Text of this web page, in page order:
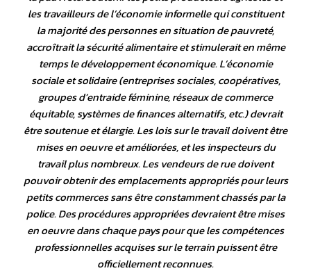
les travailleurs de l’économie informelle qui constituent
la majorité des personnes en situation de pauvreté,
accroîtrait la sécurité alimentaire et stimulerait en même
temps le développement économique. L’économie
sociale et solidaire (entreprises sociales, coopératives,
groupes d’entraide féminine, réseaux de commerce
équitable, systèmes de finances alternatifs, etc.) devrait
être soutenue et élargie. Les lois sur le travail doivent être
mises en oeuvre et améliorées, et les inspecteurs du
travail plus nombreux. Les vendeurs de rue doivent
pouvoir obtenir des emplacements appropriés pour leurs
petits commerces sans être constamment chassés par la
police. Des procédures appropriées devraient être mises
en oeuvre dans chaque pays pour que les compétences
professionnelles acquises sur le terrain puissent être
officiellement reconnues.